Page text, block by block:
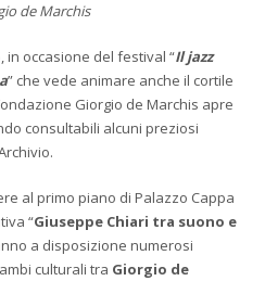
de Marchis
in occasione del festival “Il jazz
” che vede animare anche il cortile
Giorgio de Marchis apre
consultabili alcuni preziosi
al primo piano di Palazzo Cappa
“Giuseppe Chiari tra suono e
a disposizione numerosi
culturali tra Giorgio de